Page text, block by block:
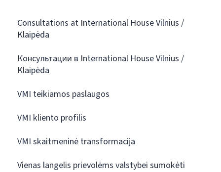
Consultations at International House Vilnius /
Klaipėda
Консультации в International House Vilnius /
Klaipėda
VMI teikiamos paslaugos
VMI kliento profilis
VMI skaitmeninė transformacija
Vienas langelis prievolėms valstybei sumokėti